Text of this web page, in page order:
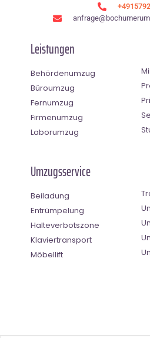
Leistungen
Behördenumzug
Büroumzug
Fernumzug
Firmenumzug
Laborumzug
Umzugsservice
Beiladung
Entrümpelung
Halteverbotszone
Klaviertransport
Möbellift